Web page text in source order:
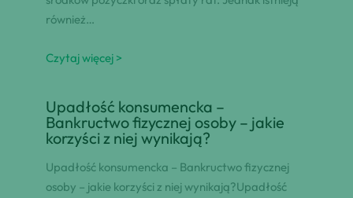
również…
Czytaj więcej >
Upadłość konsumencka –
Bankructwo fizycznej osoby – jakie
korzyści z niej wynikają?
Upadłość konsumencka – Bankructwo fizycznej
osoby – jakie korzyści z niej wynikają?Upadłość